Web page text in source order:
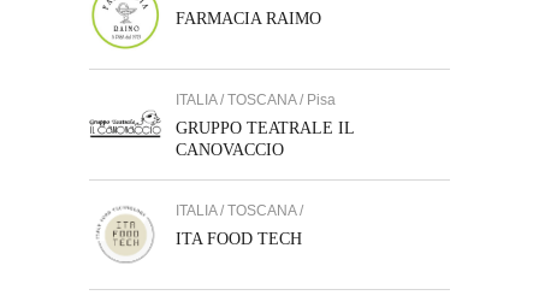
FARMACIA RAIMO
ITALIA / TOSCANA / Pisa
GRUPPO TEATRALE IL
CANOVACCIO
ITALIA / TOSCANA /
ITA FOOD TECH